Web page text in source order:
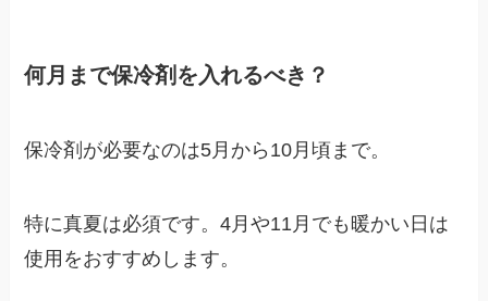
何月まで保冷剤を入れるべき？
保冷剤が必要なのは5月から10月頃まで。
特に真夏は必須です。4月や11月でも暖かい日は
使用をおすすめします。